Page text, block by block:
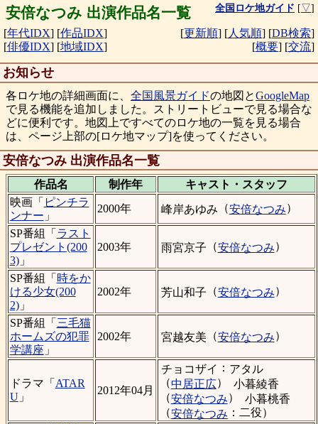
安倍なつみ 出演作品名一覧 全国ロケ地ガイド [▽]
[年代IDX] [作品IDX]
[俳優IDX] [地域IDX]
[更新順] [人気順] [DB検索]
[概要] [交流]
お知らせ
各ロケ地の詳細画面に、 全国風景ガイドの地図とGoogleMap
で見る機能を追加しました。ストリートビューで見る場合な
どに便利です。地図上ですべてのロケ地の一覧を見る場合
は、ページ上部の[ロケ地マップ]を使ってください。
安倍なつみ 出演作品名一覧
作品名 制作年 キャスト・ スタッフ
映画「 ピンチラ
ンナー 」
2000年 峰岸あゆみ （安倍なつみ）
SP番組「 ラスト
プレゼント(200
3)」
2003年 雨宮京子 （安倍なつみ）
SP番組「 時をか
ける少女(200
2)」
2002年 芳山和子 （安倍なつみ）
SP番組「 三毛猫
ホームズの犯罪
学講座 」
2002年 宮越友美 （安倍なつみ）
ドラマ「 ATAR
U」
2012年04月
チョコザイ ： アタル
（中居正広）
小暮綾香
（安倍なつみ）
小暮桃香
（安倍なつみ ：二役）